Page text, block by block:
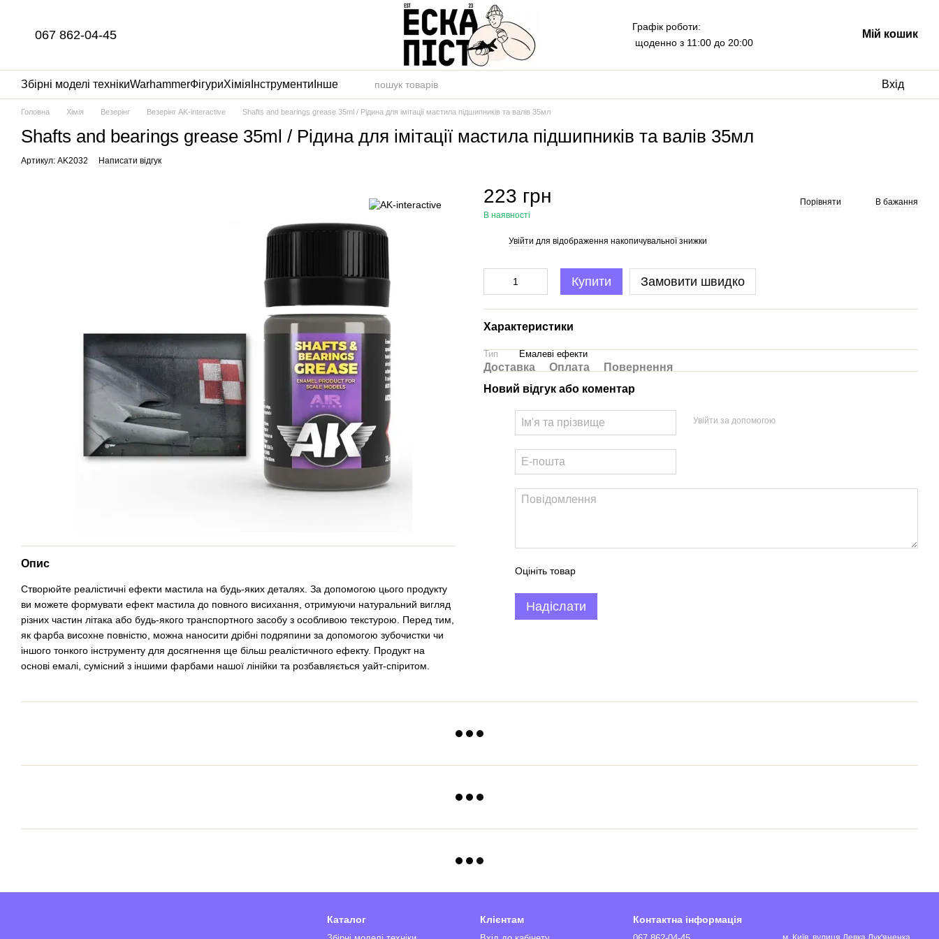
067 862-04-45
Графік роботи:
щоденно з 11:00 до 20:00
Мій кошик
Збірні моделі технікиWarhammerФігуриХімія Інструменти Інше Вхід
Головна Хімія Везерінг Везерінг AK-interactive Shafts and bearings grease 35ml / Рідина для імітації мастила підшипників та валів 35мл
Shafts and bearings grease 35ml / Рідина для імітації мастила підшипників та валів 35мл
Артикул: AK2032 Написати відгук
Опис
Створюйте реалістичні ефекти мастила на будь-яких деталях. За допомогою цього продукту
ви можете формувати ефект мастила до повного висихання, отримуючи натуральний вигляд
різних частин літака або будь-якого транспортного засобу з особливою текстурою. Перед тим,
як фарба висохне повністю, можна наносити дрібні подряпини за допомогою зубочистки чи
іншого тонкого інструменту для досягнення ще більш реалістичного ефекту. Продукт на
основі емалі, сумісний з іншими фарбами нашої лінійки та розбавляється уайт-спіритом.
223 грн
В наявності
Порівняти В бажання
Увійти для відображення накопичувальної знижки
Купити Замовити швидко
Характеристики
Тип Емалеві ефекти
Доставка Оплата
Повернення
Новий відгук або коментар
Увійти за допомогою
Оцініть товар
Надіслати
Каталог Клієнтам Контактна інформація